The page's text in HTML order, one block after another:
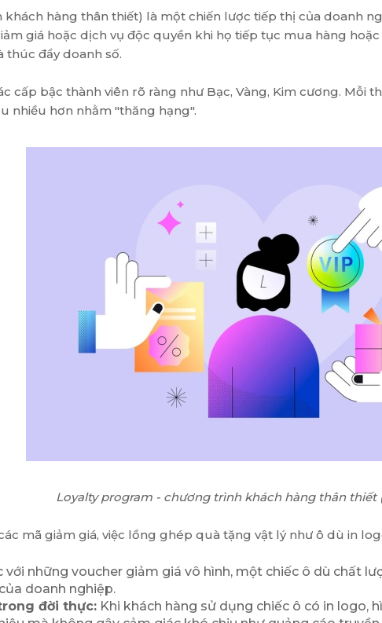
hàng thân thiết) là một chiến lược tiếp thị của doanh
giá hoặc dịch vụ độc quyền khi họ tiếp tục mua hàng
đẩy doanh số.
cấp bậc thành viên rõ ràng như Bạc, Vàng, Kim cương. Mỗi
nhiều hơn nhằm "thăng hạng".
Loyalty program - chương trình khách hàng thân thiết
mã giảm giá, việc lồng ghép quà tặng vật lý như ô dù in
với những voucher giảm giá vô hình, một chiếc ô dù chất
doanh nghiệp.
đời thực: Khi khách hàng sử dụng chiếc ô có in logo,